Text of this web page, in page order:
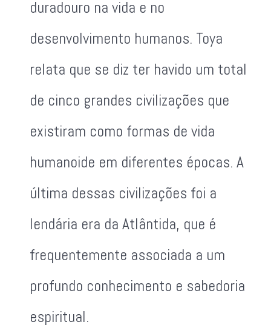
duradouro na vida e no
desenvolvimento humanos. Toya
relata que se diz ter havido um total
de cinco grandes civilizações que
existiram como formas de vida
humanoide em diferentes épocas. A
última dessas civilizações foi a
lendária era da Atlântida, que é
frequentemente associada a um
profundo conhecimento e sabedoria
espiritual.